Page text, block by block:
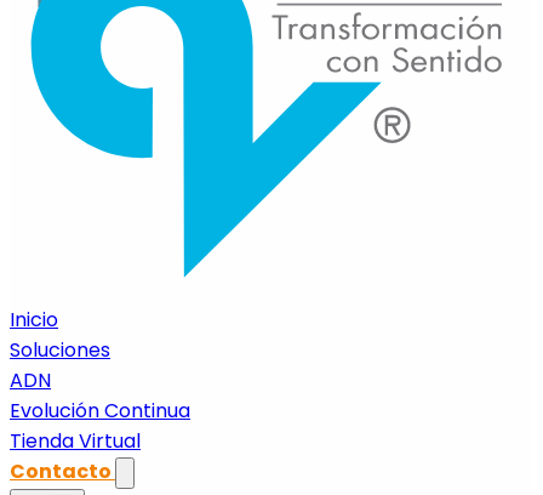
Inicio
Soluciones
ADN
Evolución Continua
Tienda Virtual
Contacto